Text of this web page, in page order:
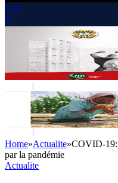
Home»Actualite»COVID-19:
par la pandémie
Actualite